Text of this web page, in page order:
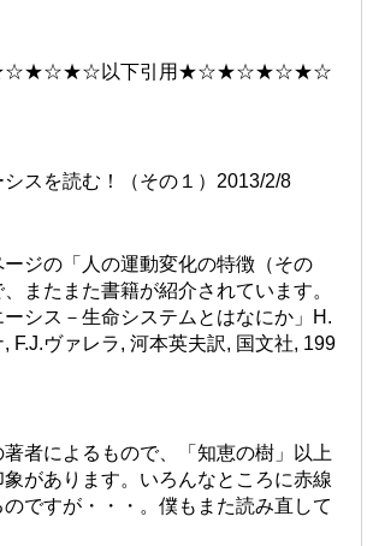
以下引用★☆★☆★☆★☆
スを読む！（その１）2013/2/8
ジの「人の運動変化の特徴（その
またまた書籍が紹介されています。
ーシス－生命システムとはなにか」H.
F.J.ヴァレラ, 河本英夫訳, 国文社, 199
著者によるもので、「知恵の樹」以上
があります。いろんなところに赤線
ですが・・・。僕もまた読み直して